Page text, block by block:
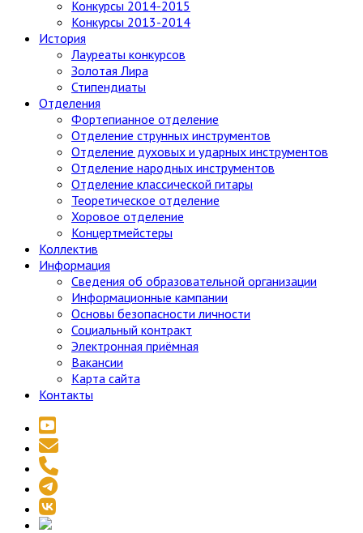
Конкурсы 2014-2015
Конкурсы 2013-2014
История
Лауреаты конкурсов
Золотая Лира
Стипендиаты
Отделения
Фортепианное отделение
Отделение струнных инструментов
Отделение духовых и ударных инструментов
Отделение народных инструментов
Отделение классической гитары
Теоретическое отделение
Хоровое отделение
Концертмейстеры
Коллектив
Информация
Сведения об образовательной организации
Информационные кампании
Основы безопасности личности
Социальный контракт
Электронная приёмная
Вакансии
Карта сайта
Контакты
youtube
email
telegram
vk
social_icon_custom_1